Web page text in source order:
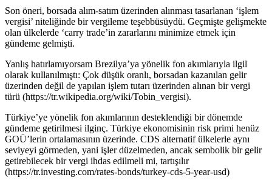
Son öneri, borsada alım-satım üzerinden alınması tasarlanan ‘işlem
vergisi’ niteliğinde bir vergileme teşebbüsüydü. Geçmişte gelişmekte
olan ülkelerde ‘carry trade’in zararlarını minimize etmek için
gündeme gelmişti.
Yanlış hatırlamıyorsam Brezilya’ya yönelik fon akımlarıyla ilgil
olarak kullanılmıştı: Çok düşük oranlı, borsadan kazanılan gelir
üzerinden değil de yapılan işlem tutarı üzerinden alınan bir vergi
türü (https://tr.wikipedia.org/wiki/Tobin_vergisi).
Türkiye’ye yönelik fon akımlarının desteklendiği bir dönemde
gündeme getirilmesi ilginç. Türkiye ekonomisinin risk primi henüz
GOÜ’lerin ortalamasının üzerinde. CDS alternatif ülkelerle aynı
seviyeyi görmeden, yani işler düzelmeden, ancak sembolik bir gelir
getirebilecek bir vergi ihdas edilmeli mi, tartışılır
(https://tr.investing.com/rates-bonds/turkey-cds-5-year-usd)